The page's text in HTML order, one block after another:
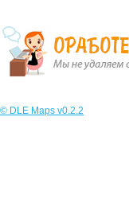
© DLE Maps v0.2.2